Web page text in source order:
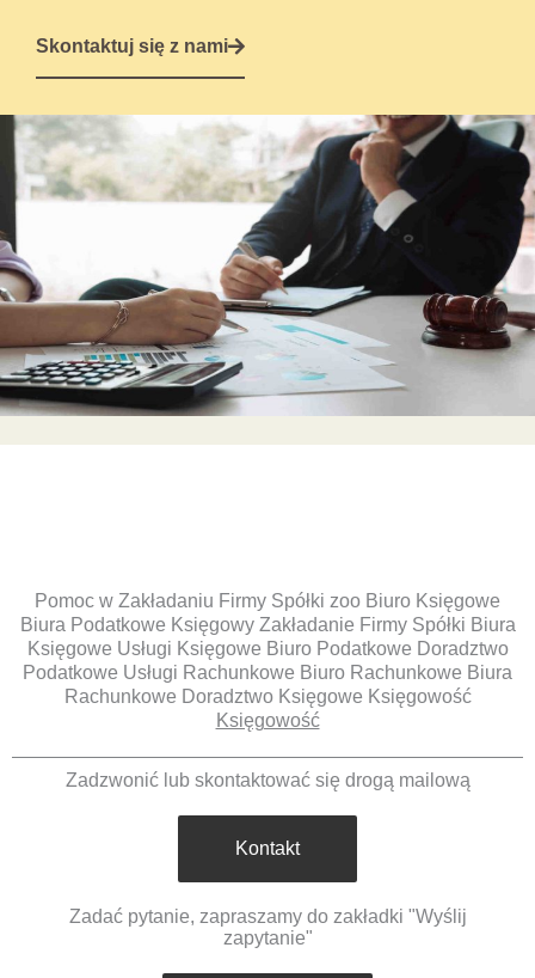
Skontaktuj się z nami
Pomoc w Zakładaniu Firmy Spółki zoo Biuro Księgowe
Biura Podatkowe Księgowy Zakładanie Firmy Spółki Biura
Księgowe Usługi Księgowe Biuro Podatkowe Doradztwo
Podatkowe Usługi Rachunkowe Biuro Rachunkowe Biura
Rachunkowe Doradztwo Księgowe Księgowość
Księgowość
Zadzwonić lub skontaktować się drogą mailową
Kontakt
Zadać pytanie, zapraszamy do zakładki "Wyślij
zapytanie"